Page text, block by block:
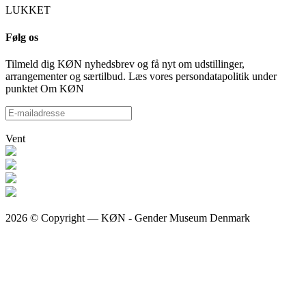
LUKKET
Følg os
Tilmeld dig KØN nyhedsbrev og få nyt om udstillinger,
arrangementer og særtilbud. Læs vores persondatapolitik under
punktet Om KØN
Vent
2026 © Copyright — KØN - Gender Museum Denmark